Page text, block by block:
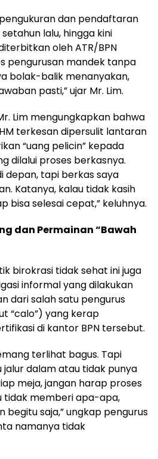
dan pendaftaran
lalu, hingga kini
oleh ATR/BPN
pengurusan mandek tanpa
bolak-balik menanyakan,
pasti,” ujar Mr. Lim.
Lim mengungkapkan bahwa
terkesan dipersulit lantaran
“uang pelicin” kepada
dilalui proses berkasnya.
depan, tapi berkas saya
Katanya, kalau tidak kasih
bisa selesai cepat,” keluhnya.
dan Permainan “Bawah
birokrasi tidak sehat ini juga
informal yang dilakukan
dari salah satu pengurus
“calo”) yang kerap
di kantor BPN tersebut.
terlihat bagus. Tapi
jalur dalam atau tidak punya
meja, jangan harap proses
tidak memberi apa-apa,
begitu saja,” ungkap pengurus
namanya tidak